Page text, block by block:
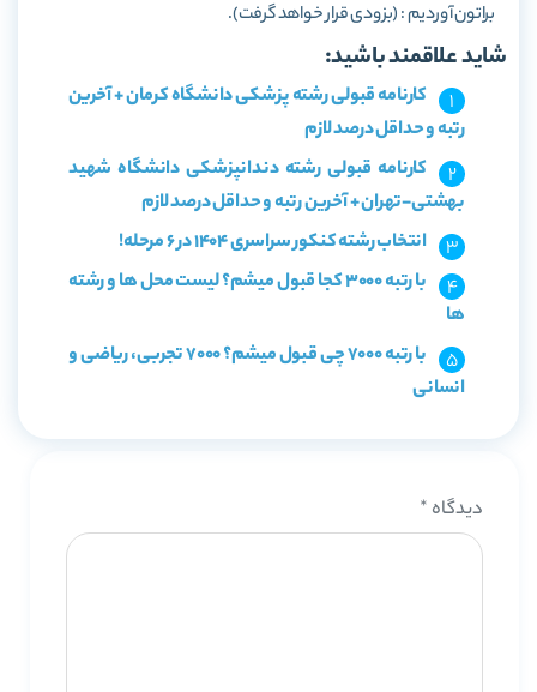
براتون آوردیم : (بزودی قرار خواهد گرفت).
شاید علاقمند باشید:
کارنامه قبولی رشته پزشکی دانشگاه کرمان + آخرین
رتبه و حداقل درصد لازم
کارنامه قبولی رشته دندانپزشکی دانشگاه شهید
بهشتی-تهران + آخرین رتبه و حداقل درصد لازم
انتخاب رشته کنکور سراسری 1404 در 6 مرحله!
با رتبه 3000 کجا قبول میشم؟ لیست محل ها و رشته
ها
با رتبه 7000 چی قبول میشم؟ 7000 تجربی، ریاضی و
انسانی
دیدگاه *